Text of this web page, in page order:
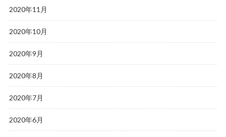
2020年11月
2020年10月
2020年9月
2020年8月
2020年7月
2020年6月